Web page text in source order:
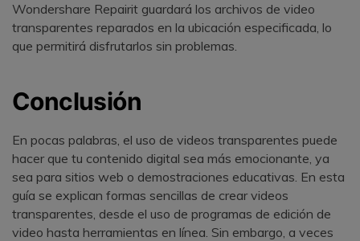
Wondershare Repairit guardará los archivos de video
transparentes reparados en la ubicación especificada, lo
que permitirá disfrutarlos sin problemas.
Conclusión
En pocas palabras, el uso de videos transparentes puede
hacer que tu contenido digital sea más emocionante, ya
sea para sitios web o demostraciones educativas. En esta
guía se explican formas sencillas de crear videos
transparentes, desde el uso de programas de edición de
video hasta herramientas en línea. Sin embargo, a veces